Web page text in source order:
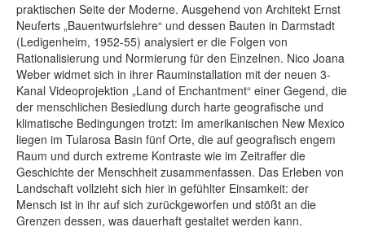
praktischen Seite der Moderne. Ausgehend von Architekt Ernst
Neuferts „Bauentwurfslehre“ und dessen Bauten in Darmstadt
(Ledigenheim, 1952-55) analysiert er die Folgen von
Rationalisierung und Normierung für den Einzelnen. Nico Joana
Weber widmet sich in ihrer Rauminstallation mit der neuen 3-
Kanal Videoprojektion „Land of Enchantment“ einer Gegend, die
der menschlichen Besiedlung durch harte geografische und
klimatische Bedingungen trotzt: Im amerikanischen New Mexico
liegen im Tularosa Basin fünf Orte, die auf geografisch engem
Raum und durch extreme Kontraste wie im Zeitraffer die
Geschichte der Menschheit zusammenfassen. Das Erleben von
Landschaft vollzieht sich hier in gefühlter Einsamkeit: der
Mensch ist in ihr auf sich zurückgeworfen und stößt an die
Grenzen dessen, was dauerhaft gestaltet werden kann.